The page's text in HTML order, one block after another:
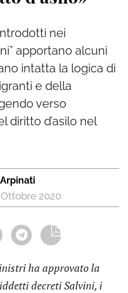
nei
apportano alcuni
intatta la logica di
e della
verso
diritto d’asilo nel
2020
ha approvato la
decreti Salvini, i